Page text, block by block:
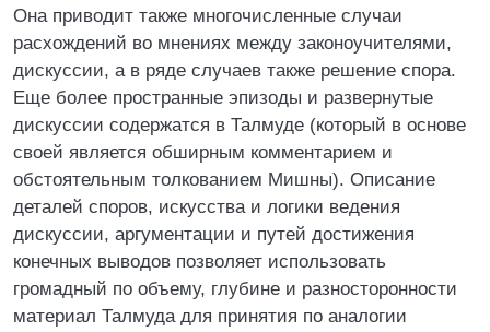
Она приводит также многочисленные случаи
расхождений во мнениях между законоучителями,
дискуссии, а в ряде случаев также решение спора.
Еще более пространные эпизоды и развернутые
дискуссии содержатся в Талмуде (который в основе
своей является обширным комментарием и
обстоятельным толкованием Мишны). Описание
деталей споров, искусства и логики ведения
дискуссии, аргументации и путей достижения
конечных выводов позволяет использовать
громадный по объему, глубине и разносторонности
материал Талмуда для принятия по аналогии